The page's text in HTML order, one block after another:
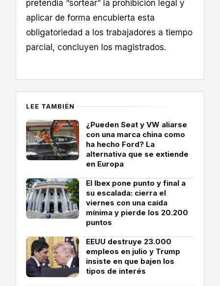
pretendía “sortear” la prohibición legal y
aplicar de forma encubierta esta
obligatoriedad a los trabajadores a tiempo
parcial, concluyen los magistrados.
LEE TAMBIÉN
¿Pueden Seat y VW aliarse
con una marca china como
ha hecho Ford? La
alternativa que se extiende
en Europa
El Ibex pone punto y final a
su escalada: cierra el
viernes con una caída
mínima y pierde los 20.200
puntos
EEUU destruye 23.000
empleos en julio y Trump
insiste en que bajen los
tipos de interés